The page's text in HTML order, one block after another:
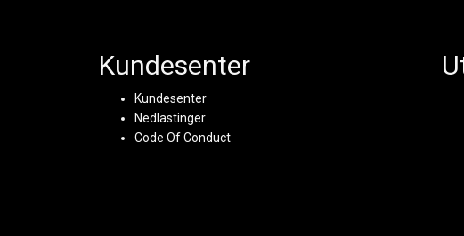
Kundesenter
Kundesenter
Nedlastinger
Code Of Conduct